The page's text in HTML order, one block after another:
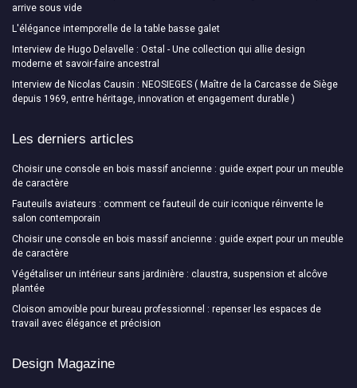
arrive sous vide
L'élégance intemporelle de la table basse galet
Interview de Hugo Delavelle : Ostal - Une collection qui allie design
moderne et savoir-faire ancestral
Interview de Nicolas Causin : NEOSIEGES ( Maître de la Carcasse de Siège
depuis 1969, entre héritage, innovation et engagement durable )
Les derniers articles
Choisir une console en bois massif ancienne : guide expert pour un meuble
de caractère
Fauteuils aviateurs : comment ce fauteuil de cuir iconique réinvente le
salon contemporain
Choisir une console en bois massif ancienne : guide expert pour un meuble
de caractère
Végétaliser un intérieur sans jardinière : claustra, suspension et alcôve
plantée
Cloison amovible pour bureau professionnel : repenser les espaces de
travail avec élégance et précision
Design Magazine